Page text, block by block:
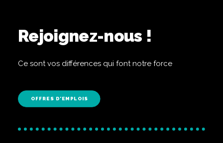
Rejoignez-nous !
Ce sont vos différences qui font notre force
OFFRES D'EMPLOIS